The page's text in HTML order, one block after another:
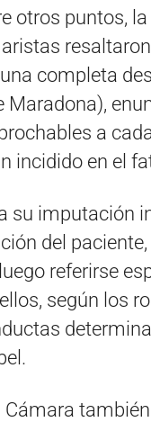
otros puntos,
completa
Maradona),
a
incidido en el
su imputación
del
referirse
según los
Cámara